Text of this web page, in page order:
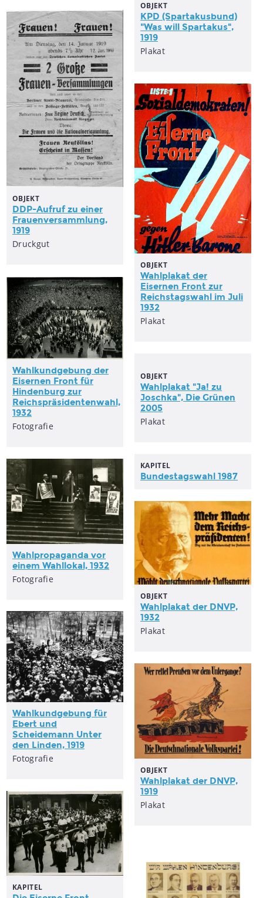
OBJEKT
KPD (Spartakusbund)
"Was will Spartakus",
1919
Plakat
OBJEKT
DDP-Aufruf zu einer
Frauenversammlung,
1919
Druckgut
OBJEKT
Wahlplakat der
Eisernen Front zur
Reichstagswahl im Juli
1932
Plakat
Wahlkundgebung der
Eisernen Front für
Hindenburg zur
Reichspräsidentenwahl,
1932
Fotografie
OBJEKT
Wahlplakat "Ja! zu
Joschka", Die Grünen
2005
Plakat
KAPITEL
Bundestagswahl 1987
Wahlpropaganda vor
einem Wahllokal, 1932
Fotografie
OBJEKT
Wahlplakat der DNVP,
1932
Plakat
Wahlkundgebung für
Ebert und
Scheidemann Unter
den Linden, 1919
Fotografie
OBJEKT
Wahlplakat der DNVP,
1919
Plakat
KAPITEL